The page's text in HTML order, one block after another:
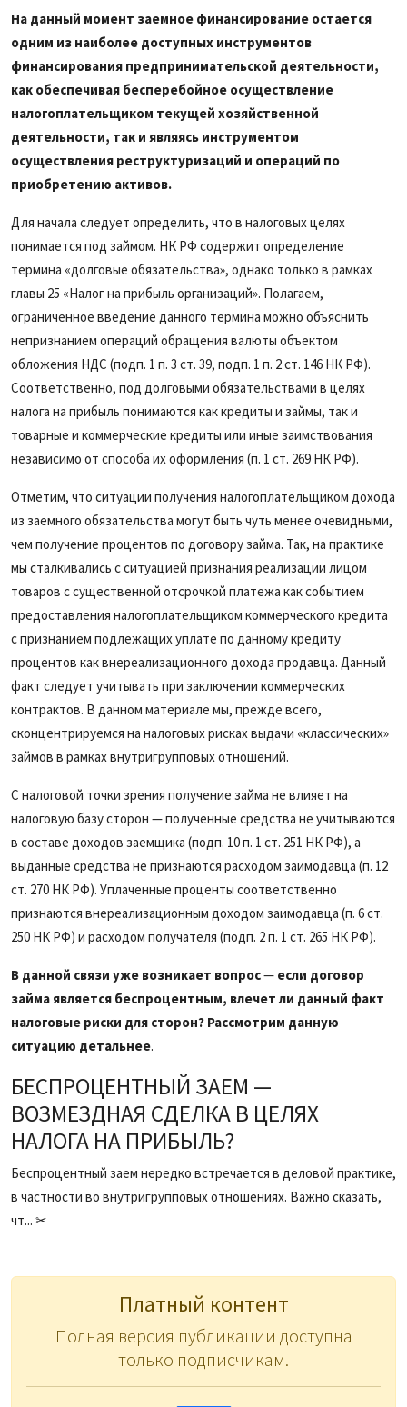
На данный момент заемное финансирование остается
одним из наиболее доступных инструментов
финансирования предпринимательской деятельности,
как обеспечивая бесперебойное осуществление
налогоплательщиком текущей хозяйственной
деятельности, так и являясь инструментом
осуществления реструктуризаций и операций по
приобретению активов.
Для начала следует определить, что в налоговых целях
понимается под займом. НК РФ содержит определение
термина «долговые обязательства», однако только в рамках
главы 25 «Налог на прибыль организаций». Полагаем,
ограниченное введение данного термина можно объяснить
непризнанием операций обращения валюты объектом
обложения НДС (подп. 1 п. 3 ст. 39, подп. 1 п. 2 ст. 146 НК РФ).
Соответственно, под долговыми обязательствами в целях
налога на прибыль понимаются как кредиты и займы, так и
товарные и коммерческие кредиты или иные заимствования
независимо от способа их оформления (п. 1 ст. 269 НК РФ).
Отметим, что ситуации получения налогоплательщиком дохода
из заемного обязательства могут быть чуть менее очевидными,
чем получение процентов по договору займа. Так, на практике
мы сталкивались с ситуацией признания реализации лицом
товаров с существенной отсрочкой платежа как событием
предоставления налогоплательщиком коммерческого кредита
с признанием подлежащих уплате по данному кредиту
процентов как внереализационного дохода продавца. Данный
факт следует учитывать при заключении коммерческих
контрактов. В данном материале мы, прежде всего,
сконцентрируемся на налоговых рисках выдачи «классических»
займов в рамках внутригрупповых отношений.
С налоговой точки зрения получение займа не влияет на
налоговую базу сторон — полученные средства не учитываются
в составе доходов заемщика (подп. 10 п. 1 ст. 251 НК РФ), а
выданные средства не признаются расходом заимодавца (п. 12
ст. 270 НК РФ). Уплаченные проценты соответственно
признаются внереализационным доходом заимодавца (п. 6 ст.
250 НК РФ) и расходом получателя (подп. 2 п. 1 ст. 265 НК РФ).
В данной связи уже возникает вопрос— если договор
займа является беспроцентным, влечет ли данный факт
налоговые риски для сторон? Рассмотрим данную
ситуацию детальнее.
БЕСПРОЦЕНТНЫЙ ЗАЕМ —
ВОЗМЕЗДНАЯ СДЕЛКА В ЦЕЛЯХ
НАЛОГА НА ПРИБЫЛЬ?
Беспроцентный заем нередко встречается в деловой практике,
в частности во внутригрупповых отношениях. Важно сказать,
чт... ✂
Платный контент
Полная версия публикации доступна
только подписчикам.